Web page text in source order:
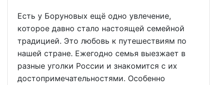
Есть у Боруновых ещё одно увлечение,
которое давно стало настоящей семейной
традицией. Это любовь к путешествиям по
нашей стране. Ежегодно семья выезжает в
разные уголки России и знакомится с их
достопримечательностями. Особенно